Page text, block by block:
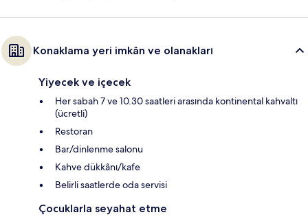
Konaklama yeri imkân ve olanakları
Yiyecek ve içecek
Her sabah 7 ve 10.30 saatleri arasında kontinental kahvaltı
(ücretli)
Restoran
Bar/dinlenme salonu
Kahve dükkânı/kafe
Belirli saatlerde oda servisi
Çocuklarla seyahat etme